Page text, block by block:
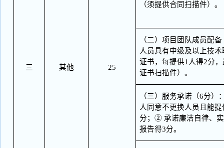
三 其他 25
（须提供合同扫描件）。
（二）项目团队成员配备
人员具有中级及以上技
证书，每提供1人得2分
证书扫描件）。
（三）服务承诺（6分）
人同意不更换人员且能
分；② 承诺廉洁自律、
报告得3分。